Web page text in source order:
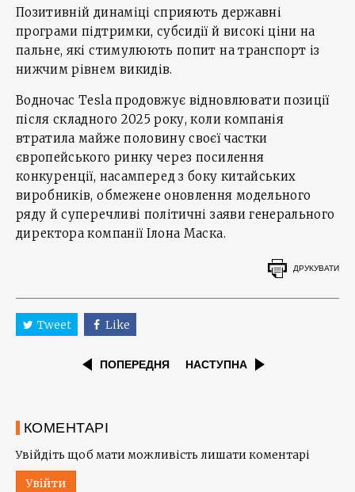
Позитивній динаміці сприяють державні
програми підтримки, субсидії й високі ціни на
пальне, які стимулюють попит на транспорт із
нижчим рівнем викидів.
Водночас Tesla продовжує відновлювати позиції
після складного 2025 року, коли компанія
втратила майже половину своєї частки
європейського ринку через посилення
конкуренції, насамперед з боку китайських
виробників, обмежене оновлення модельного
ряду й суперечливі політичні заяви генерального
директора компанії Ілона Маска.
ДРУКУВАТИ
Tweet Like
ПОПЕРЕДНЯ НАСТУПНА
КОМЕНТАРІ
Увійдіть щоб мати можливість лишати коментарі
Увійти